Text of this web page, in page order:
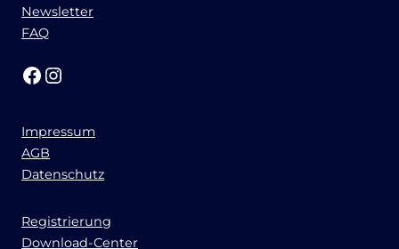
Newsletter
FAQ
Facebook Instagram
Impressum
AGB
Datenschutz
Registrierung
Download-Center